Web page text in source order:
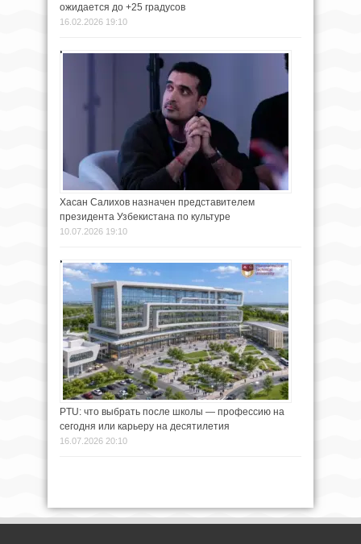
ожидается до +25 градусов
16.02.2026 19:10
Хасан Салихов назначен представителем
президента Узбекистана по культуре
10.07.2026 19:10
PTU: что выбрать после школы — профессию на
сегодня или карьеру на десятилетия
16.07.2026 20:10